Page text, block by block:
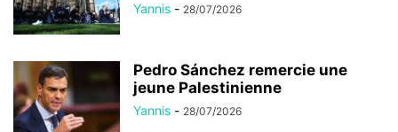
Yannis - 28/07/2026
Pedro Sánchez remercie une
jeune Palestinienne
Yannis - 28/07/2026